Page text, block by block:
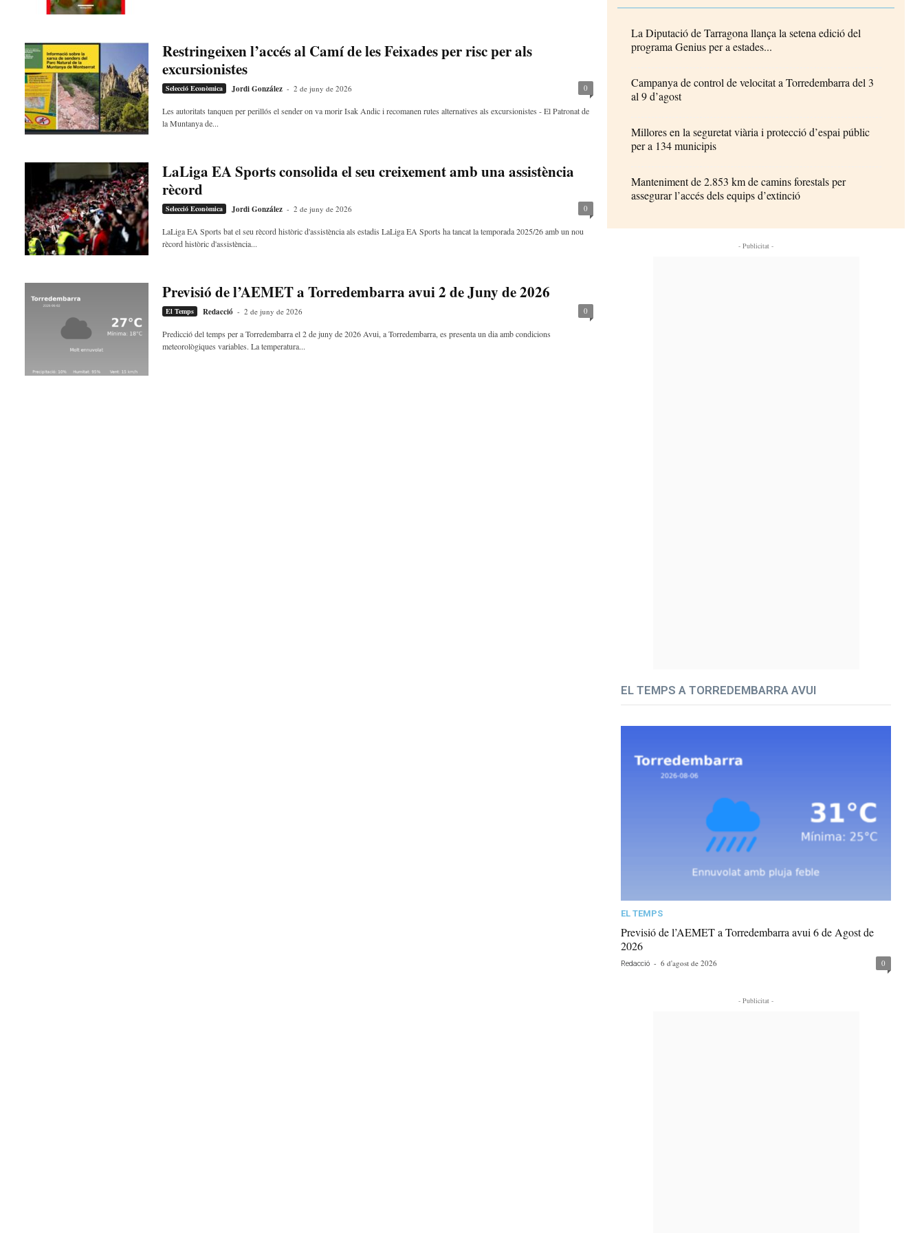
Restringeixen l’accés al Camí de les Feixades per risc per als
excursionistes
Selecció Econòmica Jordi González - 2 de juny de 2026 0
Les autoritats tanquen per perillós el sender on va morir Isak Andic i recomanen rutes alternatives als excursionistes - El Patronat de
la Muntanya de...
LaLiga EA Sports consolida el seu creixement amb una assistència
rècord
Selecció Econòmica Jordi González - 2 de juny de 2026 0
LaLiga EA Sports bat el seu rècord històric d'assistència als estadis LaLiga EA Sports ha tancat la temporada 2025/26 amb un nou
rècord històric d'assistència...
Previsió de l’AEMET a Torredembarra avui 2 de Juny de 2026
El Temps Redacció - 2 de juny de 2026 0
Predicció del temps per a Torredembarra el 2 de juny de 2026 Avui, a Torredembarra, es presenta un dia amb condicions
meteorològiques variables. La temperatura...
La Diputació de Tarragona llança la setena edició del
programa Genius per a estades...
Campanya de control de velocitat a Torredembarra del 3
al 9 d’agost
Millores en la seguretat viària i protecció d’espai públic
per a 134 municipis
Manteniment de 2.853 km de camins forestals per
assegurar l’accés dels equips d’extinció
- Publicitat -
EL TEMPS A TORREDEMBARRA AVUI
EL TEMPS
Previsió de l’AEMET a Torredembarra avui 6 de Agost de
2026
Redacció - 6 d'agost de 2026 0
- Publicitat -